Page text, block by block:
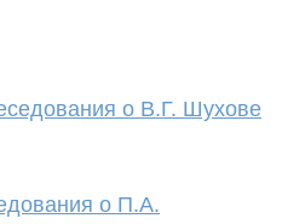
о В.Г. Шухове
о П.А.